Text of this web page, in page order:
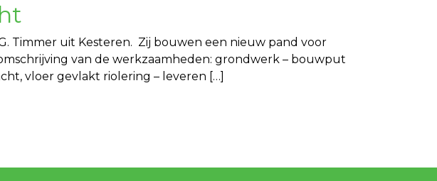
Timmer uit Kesteren. Zij bouwen een nieuw pand voor
van de werkzaamheden: grondwerk – bouwput
vloer gevlakt riolering – leveren […]